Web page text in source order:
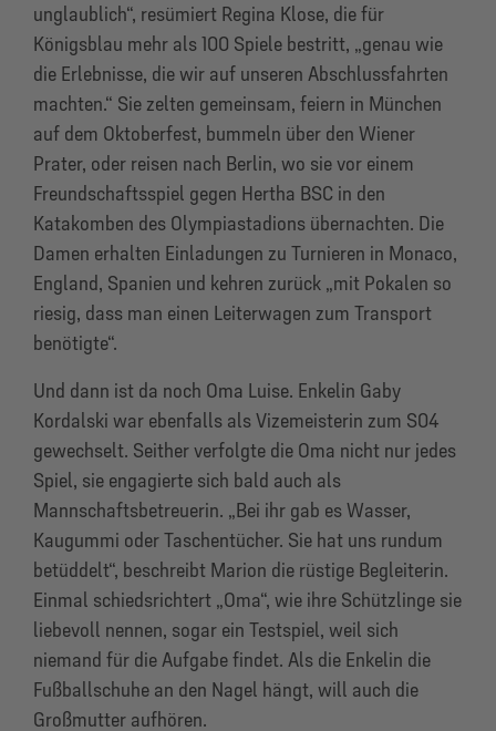
unglaublich“, resümiert Regina Klose, die für
Königsblau mehr als 100 Spiele bestritt, „genau wie
die Erlebnisse, die wir auf unseren Abschlussfahrten
machten.“ Sie zelten gemeinsam, feiern in München
auf dem Oktoberfest, bummeln über den Wiener
Prater, oder reisen nach Berlin, wo sie vor einem
Freundschaftsspiel gegen Hertha BSC in den
Katakomben des Olympiastadions übernachten. Die
Damen erhalten Einladungen zu Turnieren in Monaco,
England, Spanien und kehren zurück „mit Pokalen so
riesig, dass man einen Leiterwagen zum Transport
benötigte“.
Und dann ist da noch Oma Luise. Enkelin Gaby
Kordalski war ebenfalls als Vizemeisterin zum S04
gewechselt. Seither verfolgte die Oma nicht nur jedes
Spiel, sie engagierte sich bald auch als
Mannschaftsbetreuerin. „Bei ihr gab es Wasser,
Kaugummi oder Taschentücher. Sie hat uns rundum
betüddelt“, beschreibt Marion die rüstige Begleiterin.
Einmal schiedsrichtert „Oma“, wie ihre Schützlinge sie
liebevoll nennen, sogar ein Testspiel, weil sich
niemand für die Aufgabe findet. Als die Enkelin die
Fußballschuhe an den Nagel hängt, will auch die
Großmutter aufhören.